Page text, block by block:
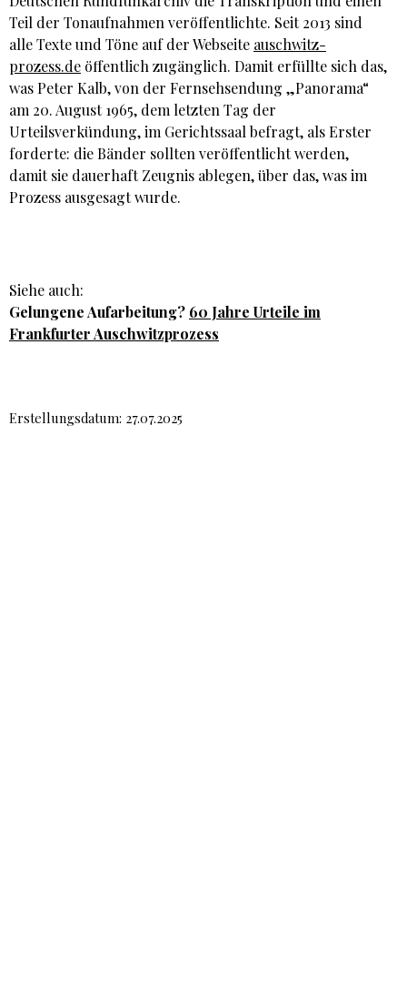
Teil der Tonaufnahmen veröffentlichte. Seit 2013 sind
alle Texte und Töne auf der Webseite auschwitz-
prozess.de öffentlich zugänglich. Damit erfüllte sich das,
was Peter Kalb, von der Fernsehsendung „Panorama“
am 20. August 1965, dem letzten Tag der
Urteilsverkündung, im Gerichtssaal befragt, als Erster
forderte: die Bänder sollten veröffentlicht werden,
damit sie dauerhaft Zeugnis ablegen, über das, was im
Prozess ausgesagt wurde.
Siehe auch:
Gelungene Aufarbeitung? 60 Jahre Urteile im
Frankfurter Auschwitzprozess
Erstellungsdatum: 27.07.2025